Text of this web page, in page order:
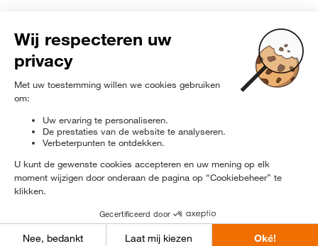
Exclusief op de hoogte worden gebracht
Sociale netwerken
rɘ furbished